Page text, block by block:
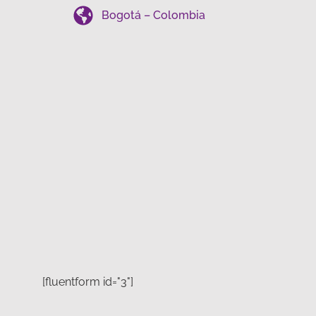
Bogotá – Colombia
[fluentform id="3"]